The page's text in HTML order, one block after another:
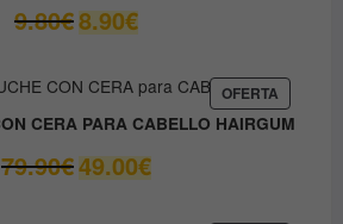
9.80€ El
precio
era:
9.80€.
8.90€El
precio
es:
8.90€.
OFERTA
EN
OFERTA
CERA PARA CABELLO HAIRGUM
79.90€ El
precio
49.00€El
precio